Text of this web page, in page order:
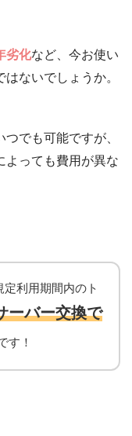
劣化など、今お使い
ないでしょうか。
でも可能ですが、
よっても費用が異な
利用期間内のト
ーバー交換で
す！